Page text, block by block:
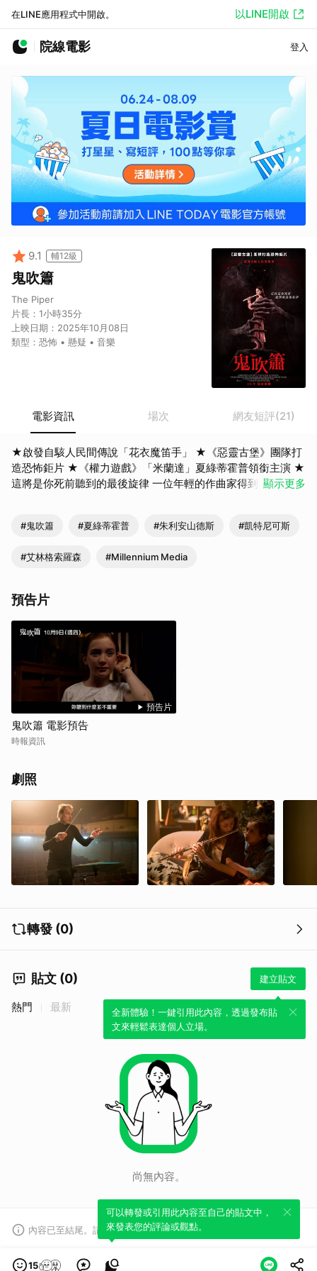
在LINE應用程式中開啟。 以LINE開啟
院線電影 登入
9.1 輔12級
鬼吹簫
The Piper
片長： 1小時35分
上映日期： 2025年10月08日
類型： 恐怖 • 懸疑 • 音樂
電影資訊 場次 網友短評(21)
★啟發自駭人民間傳說「花衣魔笛手」 ★《惡靈古堡》團隊打
造恐怖鉅片 ★《權力遊戲》「米蘭達」夏綠蒂霍普領銜主演 ★
這將是你死前聽到的最後旋律 一位年輕的作曲家得到千載難逢
段旋律令人不安的起源，以及隱藏在背後的黑暗力量……。 車
官網: https://garageplay.tw/movie/content/4995
顯示更多
#鬼吹簫 #夏綠蒂霍普 #朱利安山德斯 #凱特尼可斯
#艾林格索羅森 #Millennium Media
預告片
預告片
鬼吹簫 電影預告
時報資訊
劇照
轉發 (0)
貼文 (0) 建立貼文
全新體驗！一鍵引用此內容，透過發布貼
文來輕鬆表達個人立場。
熱門 最新
尚無內容。
內容已至結尾。請注意，部分內容可能未顯示。
15
可以轉發或引用此內容至自己的貼文中，
來發表您的評論或觀點。
取消